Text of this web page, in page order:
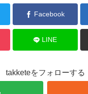
Facebook
LINE
takketeをフォローする